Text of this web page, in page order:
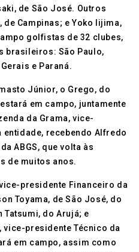
de São José. Outros
Campinas; e Yoko Iijima,
golfistas de 32 clubes,
brasileiros: São Paulo,
e Paraná.
Júnior, o Grego, do
em campo, juntamente
da Grama, vice-
recebendo Alfredo
ABGS, que volta às
de muitos anos.
presidente Financeiro da
Toyama, de São José, do
Tatsumi, do Arujá; e
vice-presidente Técnico da
em campo, assim como